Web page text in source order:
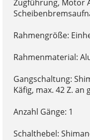
Zugführung, Motor
Rahmengröße:
Rahmenmaterial:
Gangschaltung:
Käfig, max. 42 Z. an
Anzahl Gänge: 1
Schalthebel: